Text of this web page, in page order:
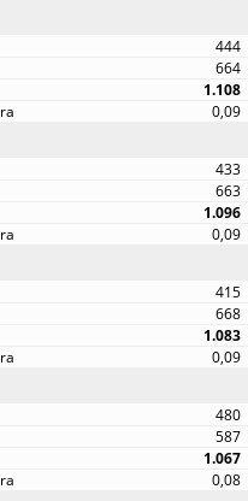
444
664
1.108
0,09
433
663
1.096
0,09
415
668
1.083
0,09
480
587
1.067
0,08